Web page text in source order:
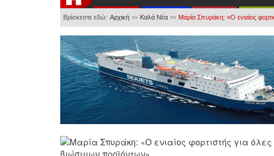
Βρίσκεστε εδώ: Αρχική >> Καλά Νέα >> Μαρία Σπυράκη: «Ο ενιαίος